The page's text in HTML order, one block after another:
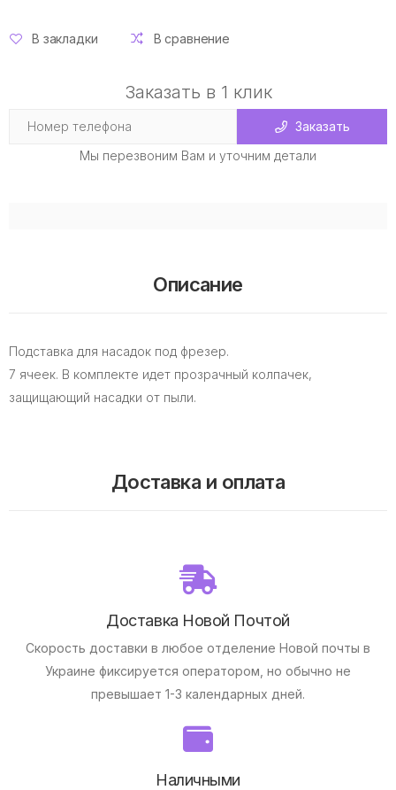
В закладки В сравнение
Заказать в 1 клик
Заказать
Мы перезвоним Вам и уточним детали
Описание
Подставка для насадок под фрезер.
7 ячеек. В комплекте идет прозрачный колпачек,
защищающий насадки от пыли.
Доставка и оплата
Доставка Новой Почтой
Скорость доставки в любое отделение Новой почты в
Украине фиксируется оператором, но обычно не
превышает 1-3 календарных дней.
Наличными